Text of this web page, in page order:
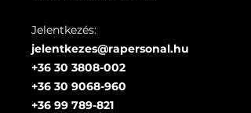
Jelentkezés:
jelentkezes@rapersonal.hu
+36 30 3808-002
+36 30 9068-960
+36 99 789-821